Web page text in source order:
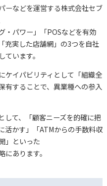
ーなどを運営する株式会社セブ
・パワー」「POSなどを有効
充実した店舗網」の3つを自社
います。
ケイパビリティとして「組織全
有することで、異業種への参入
して、「顧客ニーズを的確に把
活かす」「ATMからの手数料収
」といった
あります。